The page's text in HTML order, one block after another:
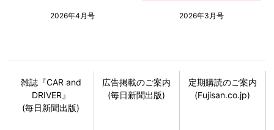
2026年4月号 2026年3月号
雑誌『CAR and
DRIVER』
(毎日新聞出版)
広告掲載のご案内
(毎日新聞出版)
定期購読のご案内
(Fujisan.co.jp)